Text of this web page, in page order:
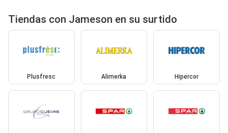
Tiendas con Jameson en su surtido
Plusfresc Alimerka Hipercor